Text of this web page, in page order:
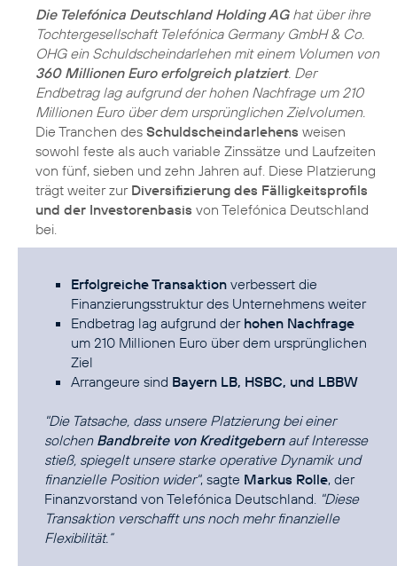
Die Telefónica Deutschland Holding AGhat über ihre
Tochtergesellschaft Telefónica Germany GmbH & Co.
OHG ein Schuldscheindarlehen mit einem Volumen von
360 Millionen Euro erfolgreich platziert. Der
Endbetrag lag aufgrund der hohen Nachfrage um 210
Millionen Euro über dem ursprünglichen Zielvolumen.
Die Tranchen des Schuldscheindarlehens weisen
sowohl feste als auch variable Zinssätze und Laufzeiten
von fünf, sieben und zehn Jahren auf. Diese Platzierung
trägt weiter zur Diversifizierung des Fälligkeitsprofils
und der Investorenbasis von Telefónica Deutschland
bei.
Erfolgreiche Transaktion verbessert die
Finanzierungsstruktur des Unternehmens weiter
Endbetrag lag aufgrund der hohen Nachfrage
um 210 Millionen Euro über dem ursprünglichen
Ziel
Arrangeure sind Bayern LB, HSBC, und LBBW
"Die Tatsache, dass unsere Platzierung bei einer
solchen Bandbreite von Kreditgebernauf Interesse
stieß, spiegelt unsere starke operative Dynamik und
finanzielle Position wider", sagte Markus Rolle, der
Finanzvorstand von Telefónica Deutschland. "Diese
Transaktion verschafft uns noch mehr finanzielle
Flexibilität.“